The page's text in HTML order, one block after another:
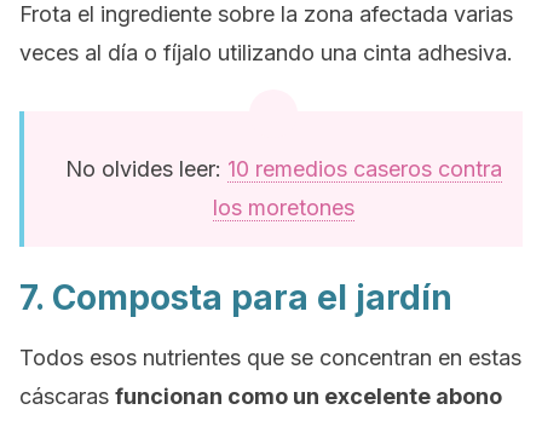
Frota el ingrediente sobre la zona afectada varias
veces al día o fíjalo utilizando una cinta adhesiva.
No olvides leer: 10 remedios caseros contra
los moretones
7. Composta para el jardín
Todos esos nutrientes que se concentran en estas
cáscaras funcionan como un excelente abono